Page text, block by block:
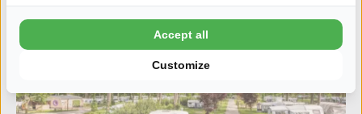
Afstand
17
Customize
Accept all